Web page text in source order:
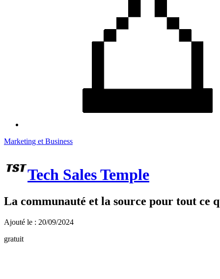
Marketing et Business
Tech Sales Temple
La communauté et la source pour tout ce
Ajouté le : 20/09/2024
gratuit